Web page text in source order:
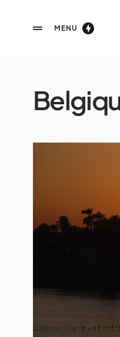
MENU